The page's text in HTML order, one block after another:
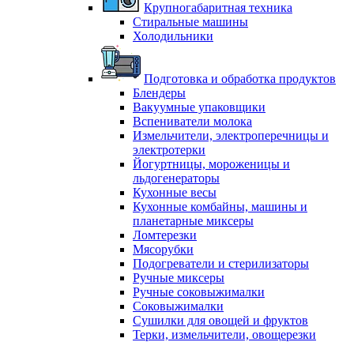
Крупногабаритная техника
Стиральные машины
Холодильники
Подготовка и обработка продуктов
Блендеры
Вакуумные упаковщики
Вспениватели молока
Измельчители, электроперечницы и
электротерки
Йогуртницы, мороженицы и
льдогенераторы
Кухонные весы
Кухонные комбайны, машины и
планетарные миксеры
Ломтерезки
Мясорубки
Подогреватели и стерилизаторы
Ручные миксеры
Ручные соковыжималки
Соковыжималки
Сушилки для овощей и фруктов
Терки, измельчители, овощерезки